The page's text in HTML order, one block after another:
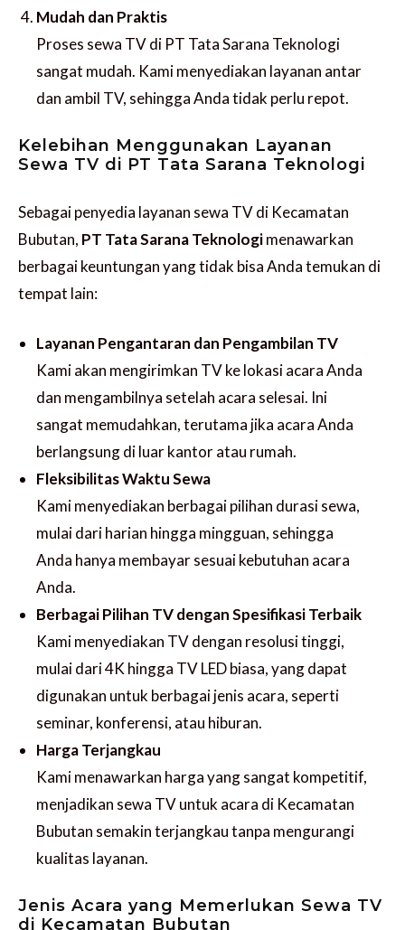
Mudah dan Praktis
Proses sewa TV di PT Tata Sarana Teknologi
sangat mudah. Kami menyediakan layanan antar
dan ambil TV, sehingga Anda tidak perlu repot.
Kelebihan Menggunakan Layanan
Sewa TV di PT Tata Sarana Teknologi
Sebagai penyedia layanan sewa TV di Kecamatan
Bubutan, PT Tata Sarana Teknologimenawarkan
berbagai keuntungan yang tidak bisa Anda temukan di
tempat lain:
Layanan Pengantaran dan Pengambilan TV
Kami akan mengirimkan TV ke lokasi acara Anda
dan mengambilnya setelah acara selesai. Ini
sangat memudahkan, terutama jika acara Anda
berlangsung di luar kantor atau rumah.
Fleksibilitas Waktu Sewa
Kami menyediakan berbagai pilihan durasi sewa,
mulai dari harian hingga mingguan, sehingga
Anda hanya membayar sesuai kebutuhan acara
Anda.
Berbagai Pilihan TV dengan Spesifikasi Terbaik
Kami menyediakan TV dengan resolusi tinggi,
mulai dari 4K hingga TV LED biasa, yang dapat
digunakan untuk berbagai jenis acara, seperti
seminar, konferensi, atau hiburan.
Harga Terjangkau
Kami menawarkan harga yang sangat kompetitif,
menjadikan sewa TV untuk acara di Kecamatan
Bubutan semakin terjangkau tanpa mengurangi
kualitas layanan.
Jenis Acara yang Memerlukan Sewa TV
di Kecamatan Bubutan